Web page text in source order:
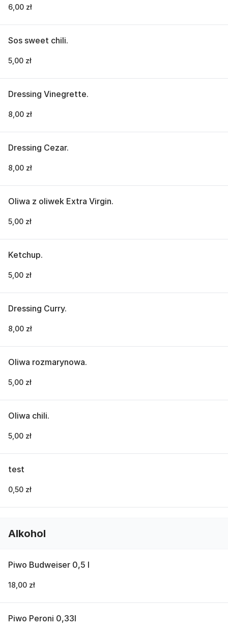
6,00 zł
Sos sweet chili.
5,00 zł
Dressing Vinegrette.
8,00 zł
Dressing Cezar.
8,00 zł
Oliwa z oliwek Extra Virgin.
5,00 zł
Ketchup.
5,00 zł
Dressing Curry.
8,00 zł
Oliwa rozmarynowa.
5,00 zł
Oliwa chili.
5,00 zł
test
0,50 zł
Alkohol
Piwo Budweiser 0,5 l
18,00 zł
Piwo Peroni 0,33l